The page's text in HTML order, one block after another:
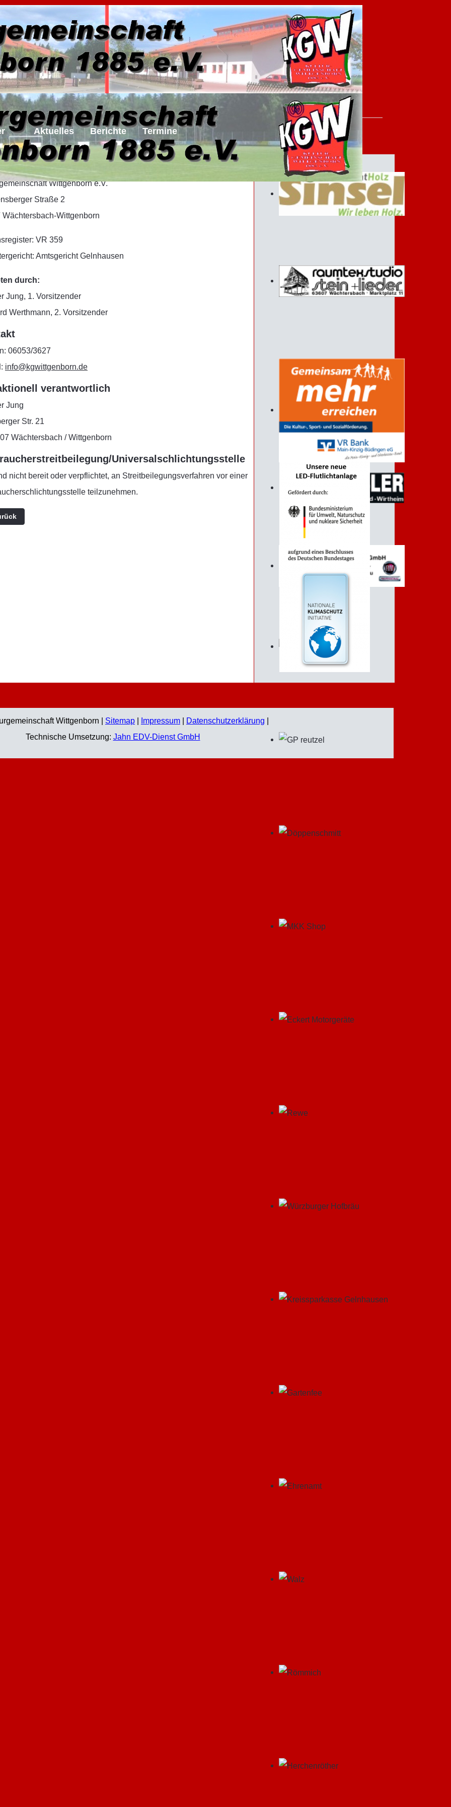
Aktuelles Berichte Termine
Gymnastik & Bewegung
Wittgenborn e.V.
Straße 2
Wächtersbach-Wittgenborn
VR 359
Amtsgericht Gelnhausen
durch:
Jung, 1. Vorsitzender
Werthmann, 2. Vorsitzender
06053/3627
info@kgwittgenborn.de
verantwortlich
Jung
Str. 21
Wächtersbach / Wittgenborn
Universal­schlichtungs­stelle
nicht bereit oder verpflichtet, an Streitbeilegungsverfahren vor einer
teilzunehmen.
Beitrag: Anfahrt
Sponsoren
Wittgenborn | Sitemap Impressum Datenschutzerklärung
Technische Umsetzung: Jahn EDV-Dienst GmbH